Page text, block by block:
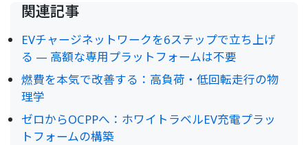
関連記事
EVチャージネットワークを6ステップで立ち上げ
る — 高額な専用プラットフォームは不要
燃費を本気で改善する：高負荷・低回転走行の物
理学
ゼロからOCPPへ：ホワイトラベルEV充電プラッ
トフォームの構築